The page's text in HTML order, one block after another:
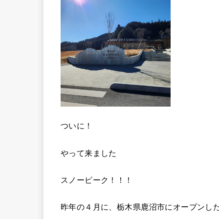
ついに！
やって来ました
スノーピーク！！！
昨年の４月に、栃木県鹿沼市にオープンし